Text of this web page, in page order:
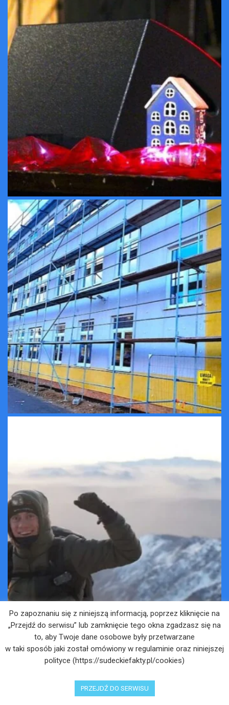
Po zapoznaniu się z niniejszą informacją, poprzez kliknięcie na
„Przejdź do serwisu” lub zamknięcie tego okna zgadzasz się na
to, aby Twoje dane osobowe były przetwarzane
w taki sposób jaki został omówiony w regulaminie oraz niniejszej
polityce (https://sudeckiefakty.pl/cookies)
PRZEJDŹ DO SERWISU